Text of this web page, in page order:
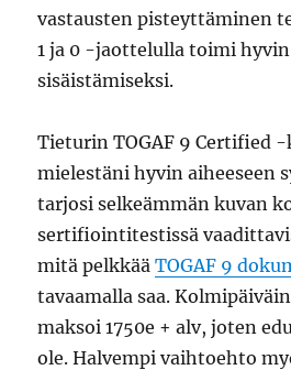
vastausten pisteyttäminen
1 ja 0 -jaottelulla toimi
sisäistämiseksi.
Tieturin TOGAF 9 Certified
mielestäni hyvin aiheeseen
tarjosi selkeämmän kuvan
sertifiointitestissä
mitä pelkkääTOGAF 9
tavaamalla saa.
maksoi 1750e + alv, joten
ole. Halvempi vaihtoehto